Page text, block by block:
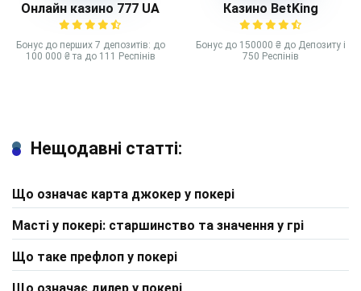
Онлайн казино 777 UA
Бонус до перших 7 депозитів: до
100 000 ₴ та до 111 Респінів
Казино BetKing
Бонус до 150000 ₴ до Депозиту і
750 Респінів
Нещодавні статті:
Що означає карта джокер у покері
Масті у покері: старшинство та значення у грі
Що таке префлоп у покері